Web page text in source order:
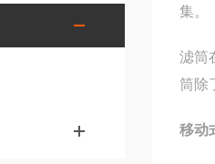
集。
滤筒
筒除
移动